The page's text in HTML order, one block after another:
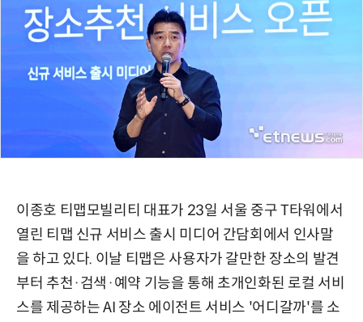
이종호 티맵모빌리티 대표가 23일 서울 중구 T타워에서
열린 티맵 신규 서비스 출시 미디어 간담회에서 인사말
을 하고 있다. 이날 티맵은 사용자가 갈만한 장소의 발견
부터 추천·검색·예약 기능을 통해 초개인화된 로컬 서비
스를 제공하는 AI 장소 에이전트 서비스 '어디갈까'를 소